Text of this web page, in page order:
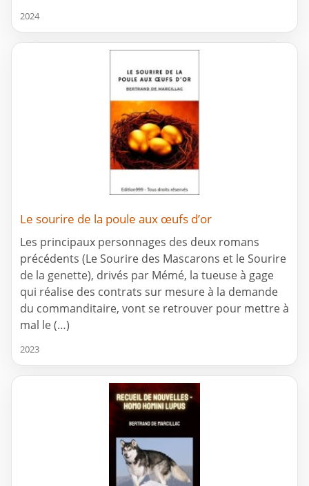
2024
Le sourire de la poule aux œufs d’or
Les principaux personnages des deux romans
précédents (Le Sourire des Mascarons et le Sourire
de la genette), drivés par Mémé, la tueuse à gage
qui réalise des contrats sur mesure à la demande
du commanditaire, vont se retrouver pour mettre à
mal le (…)
2023